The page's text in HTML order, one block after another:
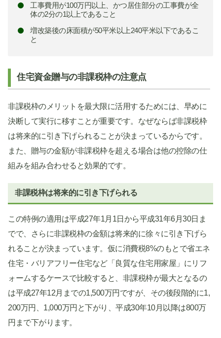
工事費用が100万円以上、かつ居住部分の工事費が全
体の2分の1以上であること
増改築後の床面積が50平米以上240平米以下であるこ
と
住宅資金贈与の非課税枠の注意点
非課税枠のメリットを最大限に活用するためには、早めに
決断して実行に移すことが重要です。なぜならば非課税枠
は将来的に引き下げられることが決まっているからです。
また、贈与の金額が非課税枠を超える場合は他の控除の仕
組みを組み合わせると効果的です。
非課税枠は将来的に引き下げられる
この特例の適用は平成27年1月1日から平成31年6月30日ま
でで、さらに非課税枠の金額は将来的に徐々に引き下げら
れることが決まっています。仮に消費税8%のもとで省エネ
住宅・バリアフリー住宅など「良質な住宅用家屋」にリフ
ォームするケースで比較すると、非課税枠が最大となるの
は平成27年12月までの1,500万円ですが、その後段階的に1,
200万円、1,000万円と下がり、平成30年10月以降は800万
円まで下がります。